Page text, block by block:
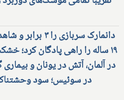
دانمارک سربازی را ۳
۱۹ ساله را راهی پادگان کرد؛
در آلمان، آتش در یونان و بیماری
در سوئیس؛ سود